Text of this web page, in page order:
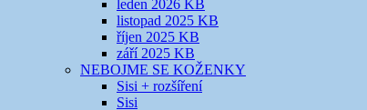
leden 2026 KB
listopad 2025 KB
říjen 2025 KB
září 2025 KB
NEBOJME SE KOŽENKY
Sisi + rozšíření
Sisi